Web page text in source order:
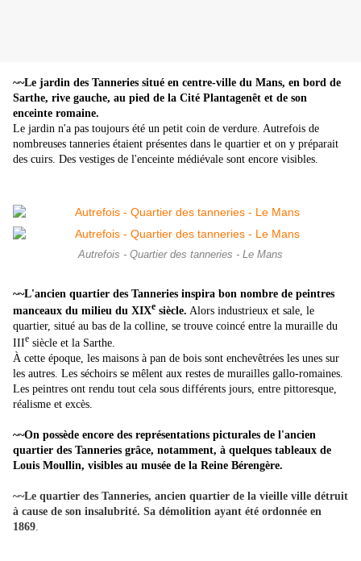
~~Le jardin des Tanneries situé en centre-ville du Mans, en bord de
Sarthe, rive gauche, au pied de la Cité Plantagenêt et de son
enceinte romaine.
Le jardin n'a pas toujours été un petit coin de verdure. Autrefois de
nombreuses tanneries étaient présentes dans le quartier et on y préparait
des cuirs. Des vestiges de l'enceinte médiévale sont encore visibles.
Autrefois - Quartier des tanneries - Le Mans
~~L'ancien quartier des Tanneries inspira bon nombre de peintres
manceaux du milieu du XIXe siècle. Alors industrieux et sale, le
quartier, situé au bas de la colline, se trouve coincé entre la muraille du
IIIe siècle et la Sarthe.
À cette époque, les maisons à pan de bois sont enchevêtrées les unes sur
les autres. Les séchoirs se mêlent aux restes de murailles gallo-romaines.
Les peintres ont rendu tout cela sous différents jours, entre pittoresque,
réalisme et excès.
~~On possède encore des représentations picturales de l'ancien
quartier des Tanneries grâce, notamment, à quelques tableaux de
Louis Moullin, visibles au musée de la Reine Bérengère.
~~Le quartier des Tanneries, ancien quartier de la vieille ville détruit
à cause de son insalubrité. Sa démolition ayant été ordonnée en
1869